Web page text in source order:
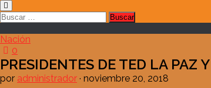
Buscar:
Nación
0
PRESIDENTES DE TED LA PAZ
por administrador · noviembre 20, 2018